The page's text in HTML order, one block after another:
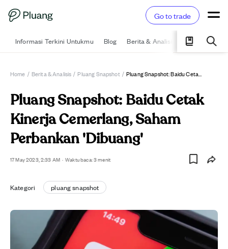
Go to trade
Informasi Terkini Untukmu Blog Berita & Analisis Pelajari
Home / Berita & Analisis / Pluang Snapshot / Pluang Snapshot: Baidu Cetak Kinerja Cemerlang, Saham Perbankan 'Dibuang'
Pluang Snapshot: Baidu Cetak
Kinerja Cemerlang, Saham
Perbankan 'Dibuang'
17 May 2023, 2:33 AM · Waktu baca: 3 menit
Kategori pluang snapshot